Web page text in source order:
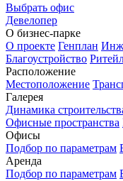
Выбрать офис
Девелопер
О бизнес-парке
О проекте Генплан
Благоустройство
Расположение
Местоположение
Галерея
Динамика
Офисные пространства
Офисы
Подбор по параметрам
Аренда
Подбор по параметрам